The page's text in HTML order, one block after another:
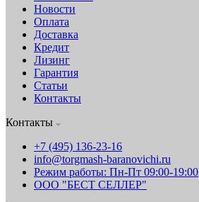
Новости
Оплата
Доставка
Кредит
Лизинг
Гарантия
Статьи
Контакты
Контакты
+7 (495) 136-23-16
info@torgmash-baranovichi.ru
Режим работы: Пн-Пт 09:00-19:00
ООО "БЕСТ СЕЛЛЕР"